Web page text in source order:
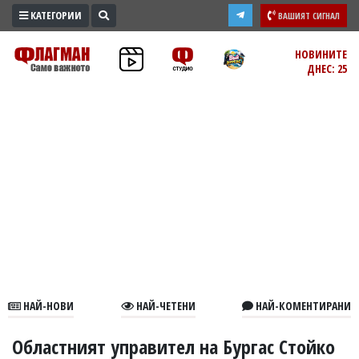
ПРОМО
ЗОНА
В
КАТЕГОРИИ ВАШИЯТ СИГНАЛ
НОВИНИТЕ
ДНЕС: 25
НАЙ-НОВИ НАЙ-ЧЕТЕНИ НАЙ-КОМЕНТИРАНИ
Областният управител на Бургас Стойко